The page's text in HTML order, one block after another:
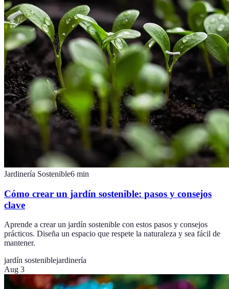
Jardinería Sostenible6 min
Cómo crear un jardín sostenible: pasos y consejos
clave
Aprende a crear un jardín sostenible con estos pasos y consejos
prácticos. Diseña un espacio que respete la naturaleza y sea fácil de
mantener.
jardín sosteniblejardinería
Aug 3